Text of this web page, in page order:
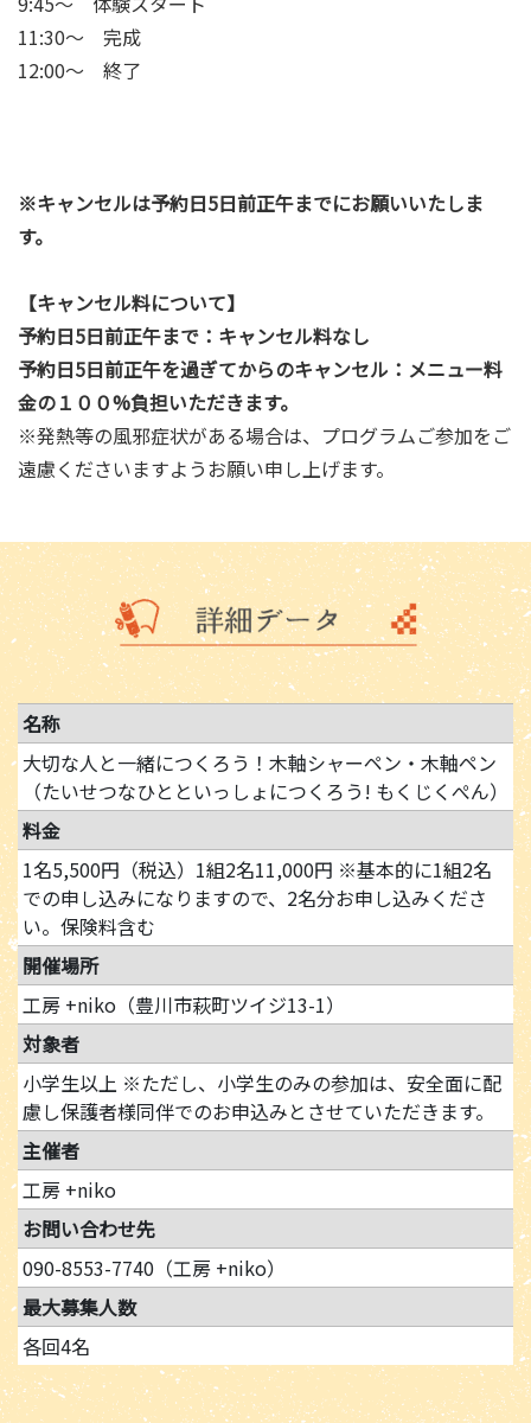
11:30～ 完成
12:00～ 終了
※キャンセルは予約日5日前正午までにお願いいたしま
す。
【キャンセル料について】
予約日5日前正午まで：キャンセル料なし
予約日5日前正午を過ぎてからのキャンセル：メニュー料
金の１００%負担いただきます。
※発熱等の風邪症状がある場合は、プログラムご参加をご
遠慮くださいますようお願い申し上げます。
名称
大切な人と一緒につくろう！木軸シャーペン・木軸ペン
（たいせつなひとといっしょにつくろう! もくじくぺん）
料金
1名5,500円（税込）1組2名11,000円 ※基本的に1組2名
での申し込みになりますので、2名分お申し込みくださ
い。保険料含む
開催場所
工房 +niko（豊川市萩町ツイジ13-1）
対象者
小学生以上 ※ただし、小学生のみの参加は、安全面に配
慮し保護者様同伴でのお申込みとさせていただきます。
主催者
工房 +niko
お問い合わせ先
090-8553-7740（工房 +niko）
最大募集人数
各回4名